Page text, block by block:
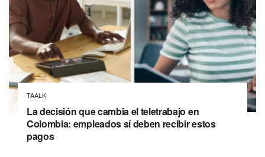
TAALK
La decisión que cambia el teletrabajo en
Colombia: empleados sí deben recibir estos
pagos